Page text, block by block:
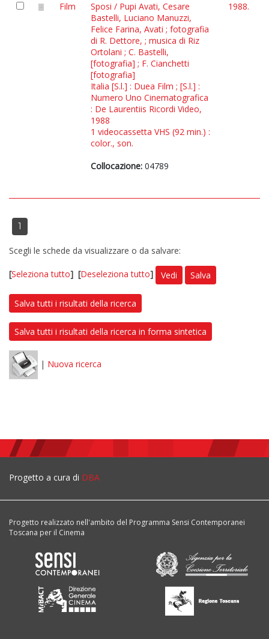
Film
Sposi / Pupi Avati, Cesare
Bastelli, Luciano Manuzzi,
Felice Farina, Avati ; fotografia
di R. Dettore, ; musica di Riz
Ortolani ; C. Bastelli,
[fotografia] ; F. Cianchetti
[fotografia]
Italia [S.l.] : Duea Film ; [S.l.] :
Numero Uno Cinematografica
: De Laurentiis Ricordi Video,
1988
1 videocassetta VHS (92 min.) :
color., son.
Collocazione: 04789
1988.
1
Scegli le schede da visualizzare o da salvare:
[Seleziona tutto] [Deseleziona tutto] Vedi Salva
Salva tutti i risultati della ricerca
Salva tutti i risultati della ricerca in forma sintetica
| Nuova ricerca
Progetto a cura di DBA
Progetto realizzato nell'ambito del Programma Sensi Contemporanei
Toscana per il Cinema